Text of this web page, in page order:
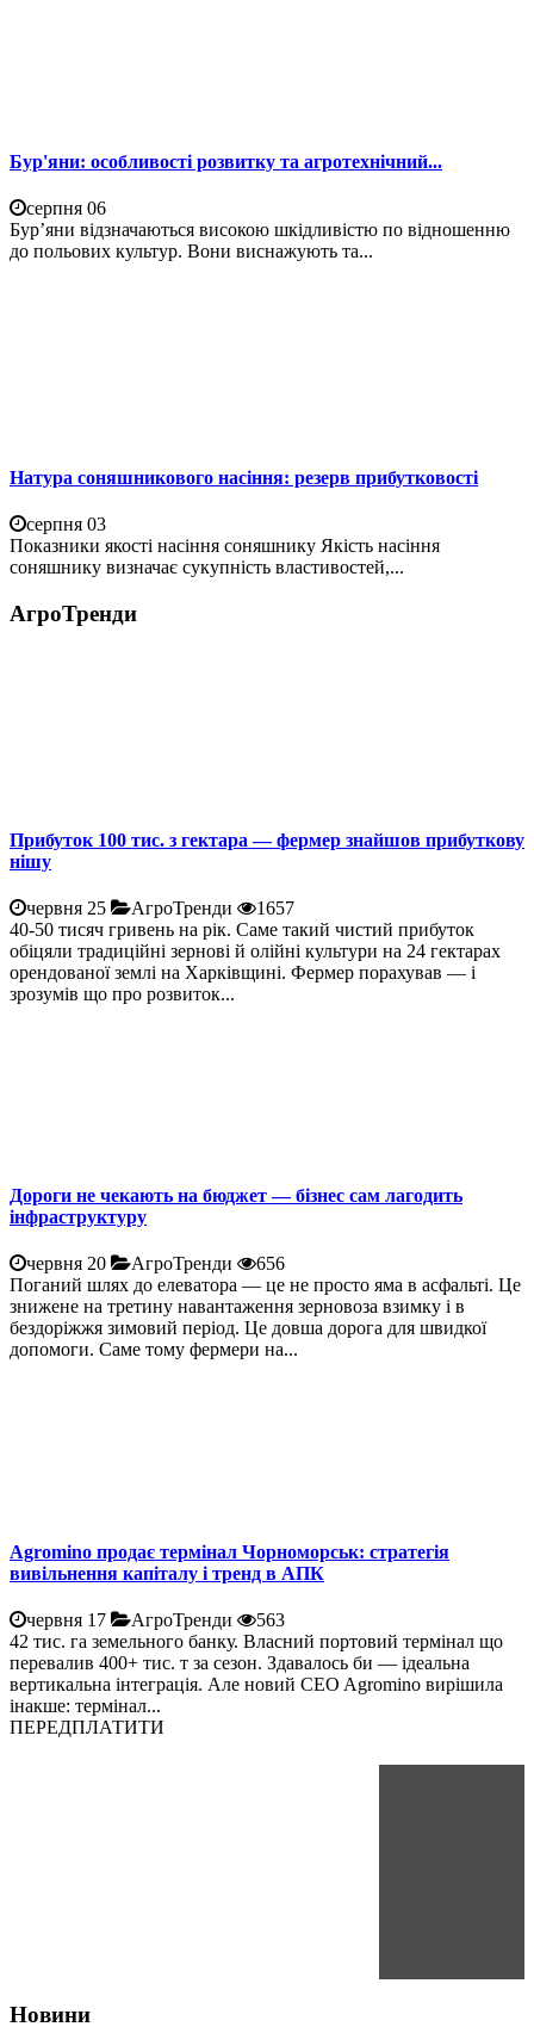
Бур'яни: особливості розвитку та агротехнічний...
серпня 06
Бур’яни відзначаються високою шкідливістю по відношенню
до польових культур. Вони виснажують та...
Натура соняшникового насіння: резерв прибутковості
серпня 03
Показники якості насіння соняшнику Якість насіння
соняшнику визначає сукупність властивостей,...
АгроТренди
Прибуток 100 тис. з гектара — фермер знайшов прибуткову
нішу
червня 25 АгроТренди
1657
40-50 тисяч гривень на рік. Саме такий чистий прибуток
обіцяли традиційні зернові й олійні культури на 24 гектарах
орендованої землі на Харківщині. Фермер порахував — і
зрозумів що про розвиток...
Дороги не чекають на бюджет — бізнес сам лагодить
інфраструктуру
червня 20 АгроТренди
656
Поганий шлях до елеватора — це не просто яма в асфальті. Це
знижене на третину навантаження зерновоза взимку і в
бездоріжжя зимовий період. Це довша дорога для швидкої
допомоги. Саме тому фермери на...
Agromino продає термінал Чорноморськ: стратегія
вивільнення капіталу і тренд в АПК
червня 17 АгроТренди
563
42 тис. га земельного банку. Власний портовий термінал що
перевалив 400+ тис. т за сезон. Здавалось би — ідеальна
вертикальна інтеграція. Але новий CEO Agromino вирішила
інакше: термінал...
ПЕРЕДПЛАТИТИ
Новини